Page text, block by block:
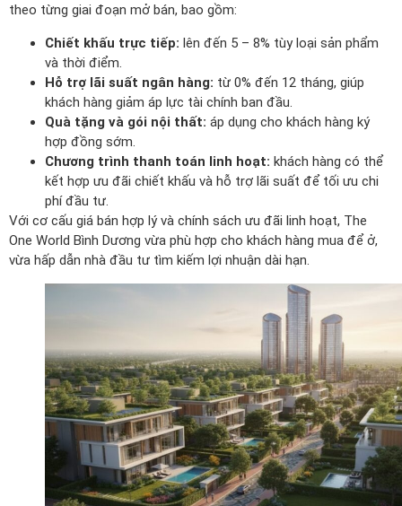
theo từng giai đoạn mở bán, bao gồm:
Chiết khấu trực tiếp: lên đến 5 – 8% tùy loại sản phẩm
và thời điểm.
Hỗ trợ lãi suất ngân hàng: từ 0% đến 12 tháng, giúp
khách hàng giảm áp lực tài chính ban đầu.
Quà tặng và gói nội thất: áp dụng cho khách hàng ký
hợp đồng sớm.
Chương trình thanh toán linh hoạt: khách hàng có thể
kết hợp ưu đãi chiết khấu và hỗ trợ lãi suất để tối ưu chi
phí đầu tư.
Với cơ cấu giá bán hợp lý và chính sách ưu đãi linh hoạt, The
One World Bình Dương vừa phù hợp cho khách hàng mua để ở,
vừa hấp dẫn nhà đầu tư tìm kiếm lợi nhuận dài hạn.